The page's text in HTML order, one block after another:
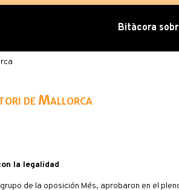
Bitàcora
de Mallorca
la legalidad
de la oposición Més, aprobaron en el